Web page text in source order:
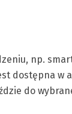
np.
dostępna w
do